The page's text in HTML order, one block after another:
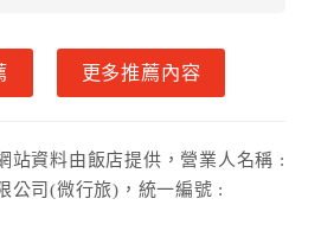
理退款，依下列標準申辦：
訂單費用扣除總計50%為手續費
單費用扣除總計100%為手續費
。
更多推薦內容
站資料由飯店提供，營業人名稱 :
公司(微行旅)，統一編號 :